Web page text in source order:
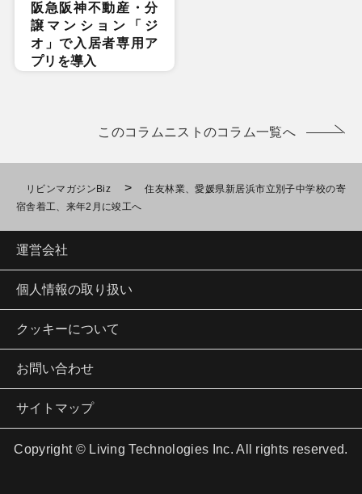
阪急阪神不動産・分
譲マンション「ジ
オ」で入居者専用ア
プリを導入
このコラムニストのコラム一覧へ
リビンマガジンBiz >
住友林業、愛媛県新居浜市立別子中学校の寄
宿舎着工、来年2月に竣工へ
運営会社
個人情報の取り扱い
クッキーについて
お問い合わせ
サイトマップ
Copyright © Living Technologies Inc. All rights reserved.